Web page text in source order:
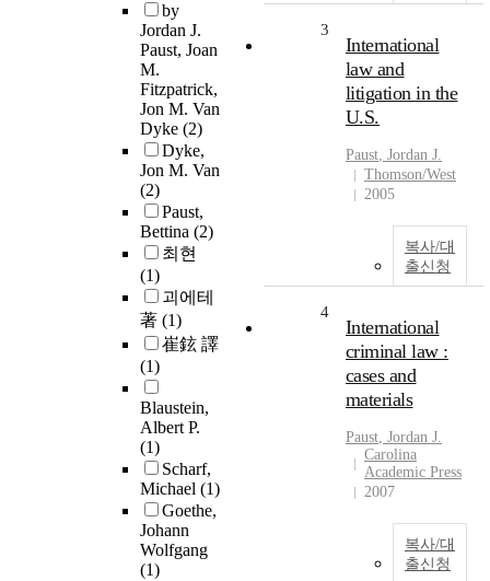
by
Jordan J.
Paust, Joan
M.
Fitzpatrick,
Jon M. Van
Dyke (2)
Dyke,
Jon M. Van
(2)
Paust,
Bettina (2)
최현
(1)
괴에테
著 (1)
崔鉉 譯
(1)
Blaustein,
Albert P.
(1)
Scharf,
Michael (1)
Goethe,
Johann
Wolfgang
(1)
3
International
law and
litigation in the
U.S.
Paust, Jordan J.
Thomson/West
2005
복사/대
출신청
4
International
criminal law :
cases and
materials
Paust, Jordan J.
Carolina
Academic Press
2007
복사/대
출신청